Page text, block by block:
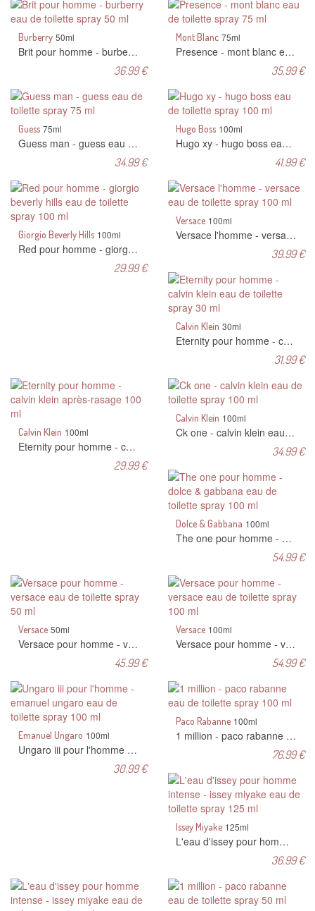
Burberry 50ml
Brit pour homme - burberry eau de toilette spray 50 ml
36.99 €
Mont Blanc 75ml
Presence - mont blanc eau de toilette spray 75 ml
35.99 €
Guess 75ml
Guess man - guess eau de toilette spray 75 ml
34.99 €
Hugo Boss 100ml
Hugo xy - hugo boss eau de toilette spray 100 ml
41.99 €
Giorgio Beverly Hills 100ml
Red pour homme - giorgio beverly hills eau de toilette spray 100 ml
29.99 €
Versace 100ml
Versace l'homme - versace eau de toilette spray 100 ml
39.99 €
Calvin Klein 30ml
Eternity pour homme - calvin klein eau de toilette spray 30 ml
31.99 €
Calvin Klein 100ml
Eternity pour homme - calvin klein après-rasage 100 ml
29.99 €
Calvin Klein 100ml
Ck one - calvin klein eau de toilette spray 100 ml
34.99 €
Dolce & Gabbana 100ml
The one pour homme - dolce & gabbana eau de toilette spray 100 ml
54.99 €
Versace 50ml
Versace pour homme - versace eau de toilette spray 50 ml
45.99 €
Versace 100ml
Versace pour homme - versace eau de toilette spray 100 ml
54.99 €
Emanuel Ungaro 100ml
Ungaro iii pour l'homme - emanuel ungaro eau de toilette spray 100 ml
30.99 €
Paco Rabanne 100ml
1 million - paco rabanne eau de toilette spray 100 ml
76.99 €
Issey Miyake 125ml
L'eau d'issey pour homme intense - issey miyake eau de toilette spray 125 ml
36.99 €